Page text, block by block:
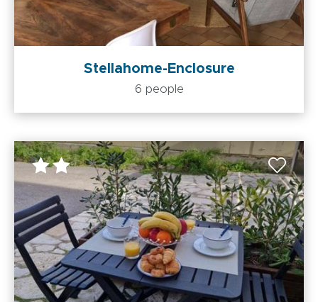
Stellahome-Enclosure
6 people